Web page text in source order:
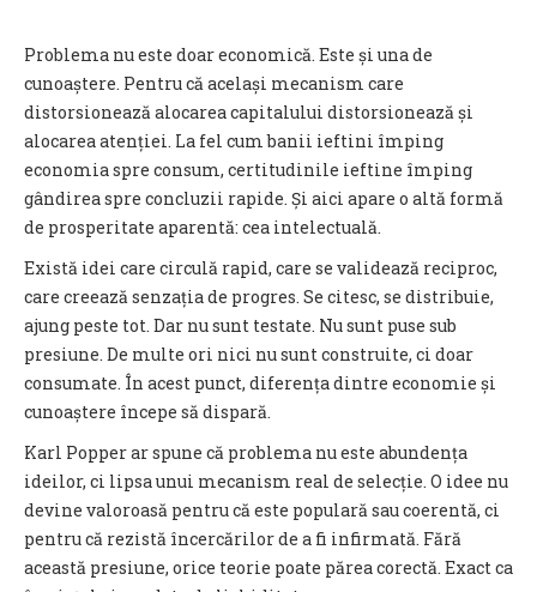
COTATII BVB
Problema nu este doar economică. Este și una de
cunoaștere. Pentru că același mecanism care
distorsionează alocarea capitalului distorsionează și
alocarea atenției. La fel cum banii ieftini împing
economia spre consum, certitudinile ieftine împing
gândirea spre concluzii rapide. Și aici apare o altă formă
de prosperitate aparentă: cea intelectuală.
Există idei care circulă rapid, care se validează reciproc,
care creează senzația de progres. Se citesc, se distribuie,
ajung peste tot. Dar nu sunt testate. Nu sunt puse sub
presiune. De multe ori nici nu sunt construite, ci doar
consumate. În acest punct, diferența dintre economie și
cunoaștere începe să dispară.
Karl Popper ar spune că problema nu este abundența
ideilor, ci lipsa unui mecanism real de selecție. O idee nu
devine valoroasă pentru că este populară sau coerentă, ci
pentru că rezistă încercărilor de a fi infirmată. Fără
această presiune, orice teorie poate părea corectă. Exact ca